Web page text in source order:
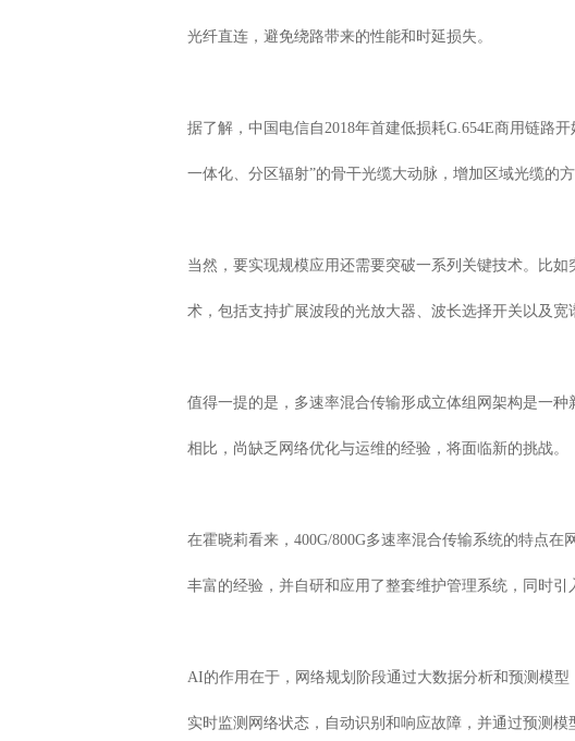
光纤直连，避免绕路带来的性能和时延损失。
据了解，中国电信自2018年首建低损耗G.654E商用链路
一体化、分区辐射”的骨干光缆大动脉，增加区域光缆的
当然，要实现规模应用还需要突破一系列关键技术。比
术，包括支持扩展波段的光放大器、波长选择开关以及
值得一提的是，多速率混合传输形成立体组网架构是一
相比，尚缺乏网络优化与运维的经验，将面临新的挑战。
在霍晓莉看来，400G/800G多速率混合传输系统的特点
丰富的经验，并自研和应用了整套维护管理系统，同时引
AI的作用在于，网络规划阶段通过大数据分析和预测模
实时监测网络状态，自动识别和响应故障，并通过预测